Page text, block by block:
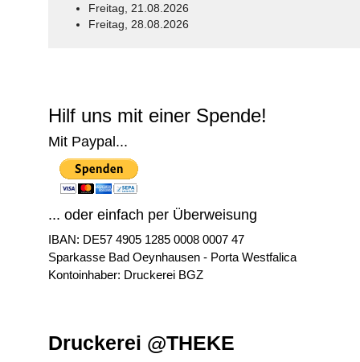
Freitag, 21.08.2026
Freitag, 28.08.2026
Hilf uns mit einer Spende!
Mit Paypal...
... oder einfach per Überweisung
IBAN: DE57 4905 1285 0008 0007 47
Sparkasse Bad Oeynhausen - Porta Westfalica
Kontoinhaber: Druckerei BGZ
Druckerei @THEKE